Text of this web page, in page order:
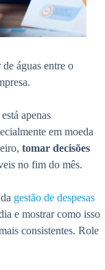
águas entre o
apenas
em moeda
tomar decisões
no fim do mês.
gestão de despesas
e mostrar como isso
consistentes. Role